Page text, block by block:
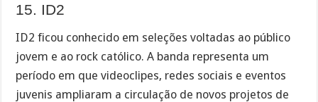
15. ID2
ID2 ficou conhecido em seleções voltadas ao público
jovem e ao rock católico. A banda representa um
período em que videoclipes, redes sociais e eventos
juvenis ampliaram a circulação de novos projetos de